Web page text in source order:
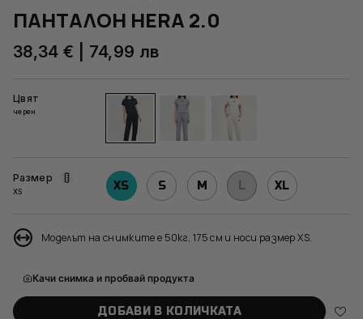
ПАНТАЛОН HERA 2.0
38,34 € 74,99 лв
Цвят
черен
черен
сив
кост
Размер
XS XS S M L XL
Моделът на снимките е 50кг, 175 см и носи размер XS.
Качи снимка и пробвай продукта
ДОБАВИ В КОЛИЧКАТА